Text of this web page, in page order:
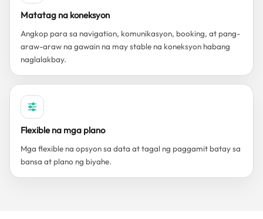
Matatag na koneksyon
Angkop para sa navigation, komunikasyon, booking, at pang-
araw-araw na gawain na may stable na koneksyon habang
naglalakbay.
Flexible na mga plano
Mga flexible na opsyon sa data at tagal ng paggamit batay sa
bansa at plano ng biyahe.